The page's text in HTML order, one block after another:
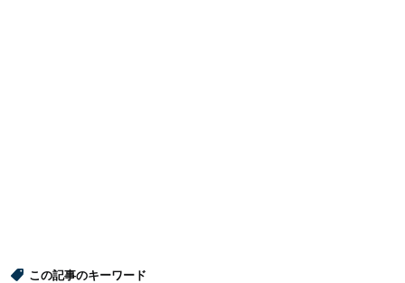
この記事のキーワード